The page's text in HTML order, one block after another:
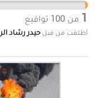
المسارات البيئية
التوفيق.
1 من 100 تواقيع
أطلقت من قبلحيدر رشاد